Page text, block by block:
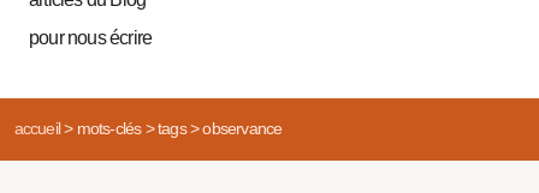
pour nous écrire
accueil> mots-clés> tags> observance